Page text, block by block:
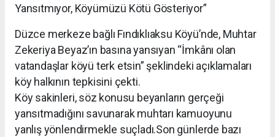
Yansıtmıyor, Köyümüzü Kötü Gösteriyor”
Düzce merkeze bağlı Fındıklıaksu Köyü’nde, Muhtar
Zekeriya Beyaz’ın basına yansıyan “İmkânı olan
vatandaşlar köyü terk etsin” şeklindeki açıklamaları
köy halkının tepkisini çekti.
Köy sakinleri, söz konusu beyanların gerçeği
yansıtmadığını savunarak muhtarı kamuoyunu
yanlış yönlendirmekle suçladı.Son günlerde bazı